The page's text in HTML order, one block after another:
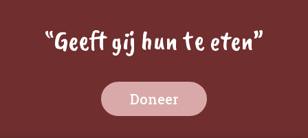
“Geeft gij hun te eten”
Doneer